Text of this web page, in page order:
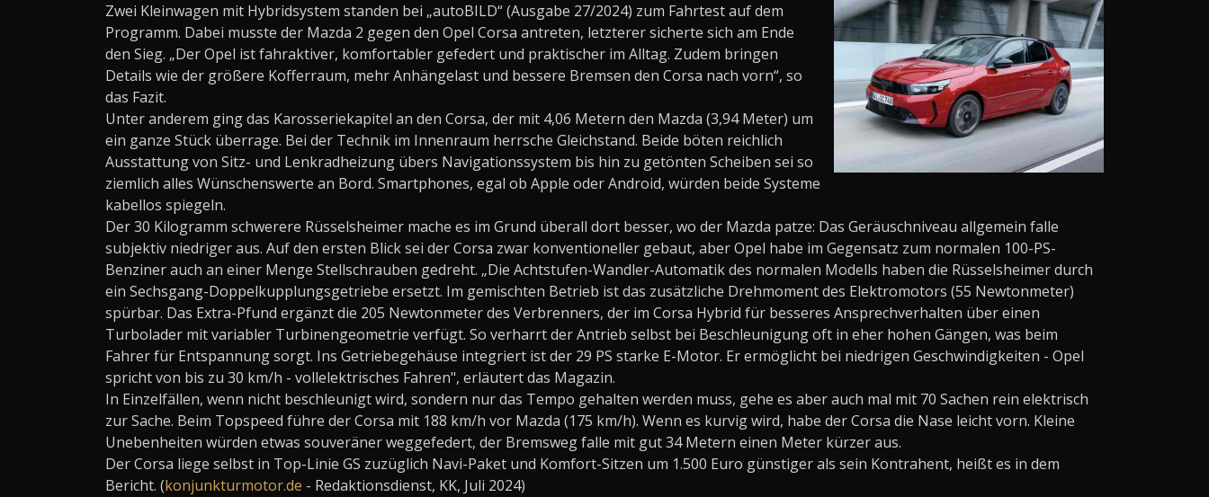
Zwei Kleinwagen mit Hybridsystem standen bei „autoBILD“ (Ausgabe 27/2024) zum Fahrtest auf dem
Programm. Dabei musste der Mazda 2 gegen den Opel Corsa antreten, letzterer sicherte sich am Ende
den Sieg. „Der Opel ist fahraktiver, komfortabler gefedert und praktischer im Alltag. Zudem bringen
Details wie der größere Kofferraum, mehr Anhängelast und bessere Bremsen den Corsa nach vorn“, so
das Fazit.
Unter anderem ging das Karosseriekapitel an den Corsa, der mit 4,06 Metern den Mazda (3,94 Meter) um
ein ganze Stück überrage. Bei der Technik im Innenraum herrsche Gleichstand. Beide böten reichlich
Ausstattung von Sitz- und Lenkradheizung übers Navigationssystem bis hin zu getönten Scheiben sei so
ziemlich alles Wünschenswerte an Bord. Smartphones, egal ob Apple oder Android, würden beide Systeme
kabellos spiegeln.
Der 30 Kilogramm schwerere Rüsselsheimer mache es im Grund überall dort besser, wo der Mazda patze: Das Geräuschniveau allgemein falle
subjektiv niedriger aus. Auf den ersten Blick sei der Corsa zwar konventioneller gebaut, aber Opel habe im Gegensatz zum normalen 100-PS-
Benziner auch an einer Menge Stellschrauben gedreht. „Die Achtstufen-Wandler-Automatik des normalen Modells haben die Rüsselsheimer durch
ein Sechsgang-Doppelkupplungsgetriebe ersetzt. Im gemischten Betrieb ist das zusätzliche Drehmoment des Elektromotors (55 Newtonmeter)
spürbar. Das Extra-Pfund ergänzt die 205 Newtonmeter des Verbrenners, der im Corsa Hybrid für besseres Ansprechverhalten über einen
Turbolader mit variabler Turbinengeometrie verfügt. So verharrt der Antrieb selbst bei Beschleunigung oft in eher hohen Gängen, was beim
Fahrer für Entspannung sorgt. Ins Getriebegehäuse integriert ist der 29 PS starke E-Motor. Er ermöglicht bei niedrigen Geschwindigkeiten - Opel
spricht von bis zu 30 km/h - vollelektrisches Fahren", erläutert das Magazin.
In Einzelfällen, wenn nicht beschleunigt wird, sondern nur das Tempo gehalten werden muss, gehe es aber auch mal mit 70 Sachen rein elektrisch
zur Sache. Beim Topspeed führe der Corsa mit 188 km/h vor Mazda (175 km/h). Wenn es kurvig wird, habe der Corsa die Nase leicht vorn. Kleine
Unebenheiten würden etwas souveräner weggefedert, der Bremsweg falle mit gut 34 Metern einen Meter kürzer aus.
Der Corsa liege selbst in Top-Linie GS zuzüglich Navi-Paket und Komfort-Sitzen um 1.500 Euro günstiger als sein Kontrahent, heißt es in dem
Bericht. (konjunkturmotor.de - Redaktionsdienst, KK, Juli 2024)